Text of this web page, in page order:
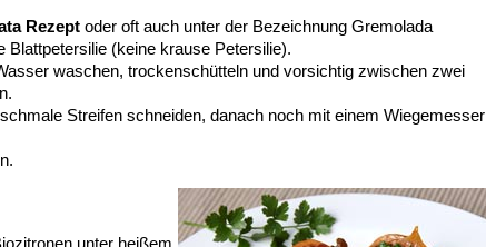
Rezept oder oft auch unter der Bezeichnung Gremolada
Blattpetersilie (keine krause Petersilie).
waschen, trockenschütteln und vorsichtig zwischen zwei
Streifen schneiden, danach noch mit einem Wiegemesser